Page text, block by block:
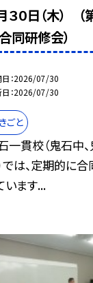
３０日（木）
同研修会）
2026/07/30
2026/07/30
ごと
一貫校（鬼石中
では、定期的に
います...